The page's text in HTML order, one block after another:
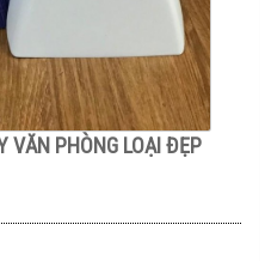
VĂN PHÒNG LOẠI ĐẸP